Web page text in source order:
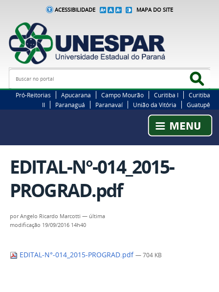
ACESSIBILIDADE MAPA DO SITE
Busca
Pró-Reitorias Apucarana Campo Mourão Curitiba I
Curitiba
II
Paranaguá Paranavaí União da Vitória Guatupê
EDITAL-N°-014_2015-
PROGRAD.pdf
porAngelo Ricardo Marcotti — última
modificação 19/09/2016 14h40
EDITAL-N°-014_2015-PROGRAD.pdf — 704 KB